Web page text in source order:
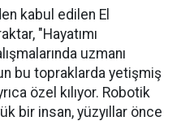
kabul edilen El
"Hayatımı
uzmanı
bu topraklarda yetişmiş
özel kılıyor. Robotik
bir insan, yüzyıllar önce